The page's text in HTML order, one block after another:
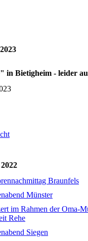
in Bietigheim - leider
Braunfels
Münster
im Rahmen der Oma-
Rehe
Siegen